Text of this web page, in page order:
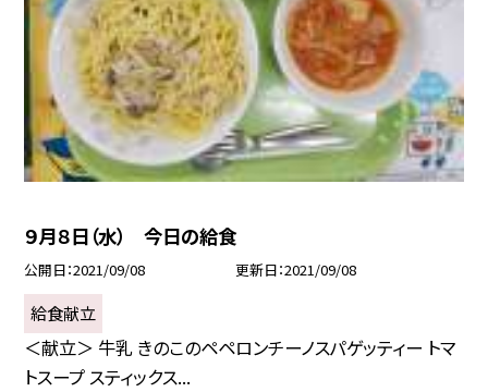
９月８日（水） 今日の給食
公開日 2021/09/08 更新日 2021/09/08
給食献立
＜献立＞ 牛乳 きのこのペペロンチーノスパゲッティー トマ
トスープ スティックス...